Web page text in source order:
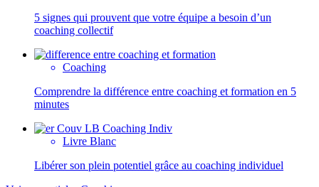
5 signes qui prouvent que votre équipe a besoin d’un
coaching collectif
Coaching
Comprendre la différence entre coaching et formation en 5
minutes
Livre Blanc
Libérer son plein potentiel grâce au coaching individuel